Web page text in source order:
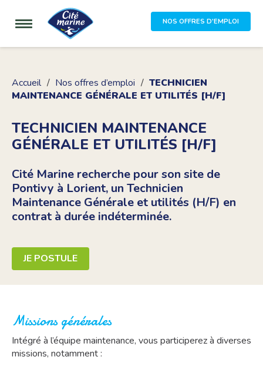
NOS OFFRES D'EMPLOI
Accueil Nos offres d’emploi
TECHNICIEN
MAINTENANCE GÉNÉRALE ET UTILITÉS [H/F]
TECHNICIEN MAINTENANCE
GÉNÉRALE ET UTILITÉS [H/F]
Cité Marine recherche pour son site de
Pontivy à Lorient, un Technicien
Maintenance Générale et utilités (H/F) en
contrat à durée indéterminée.
JE POSTULE
Missions générales
Intégré à l’équipe maintenance, vous participerez à diverses
missions, notamment :